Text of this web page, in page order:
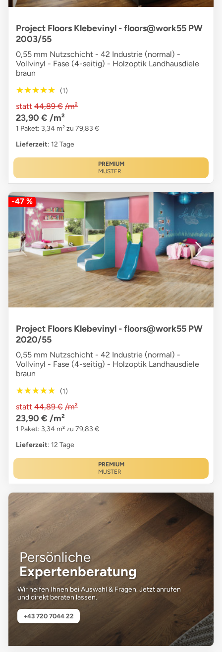
Project Floors Klebevinyl - floors@work55 PW
2003/55
0,55 mm Nutzschicht - 42 Industrie (normal) -
Vollvinyl - Fase (4-seitig) - Holzoptik Landhausdiele
braun
★★★★★
★★★★★ (1)
statt 44,89 € /m²
23,90 € /m²
1 Paket: 3,34 m² zu 79,83 €
Lieferzeit: 12 Tage
PREMIUM
MUSTER
-47 %
Project Floors Klebevinyl - floors@work55 PW
2020/55
0,55 mm Nutzschicht - 42 Industrie (normal) -
Vollvinyl - Fase (4-seitig) - Holzoptik Landhausdiele
braun
★★★★★
★★★★★ (1)
statt 44,89 € /m²
23,90 € /m²
1 Paket: 3,34 m² zu 79,83 €
Lieferzeit: 12 Tage
PREMIUM
MUSTER
Persönliche
Expertenberatung
Wir helfen Ihnen bei Auswahl & Fragen. Jetzt anrufen
und direkt beraten lassen.
+43 720 7044 22